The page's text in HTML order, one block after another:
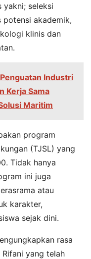
yakni; seleksi
potensi akademik,
klinis dan
Industri
Kerja Sama
Maritim
program
(TJSL) yang
Tidak hanya
ini juga
atau
karakter,
sejak dini.
rasa
yang telah